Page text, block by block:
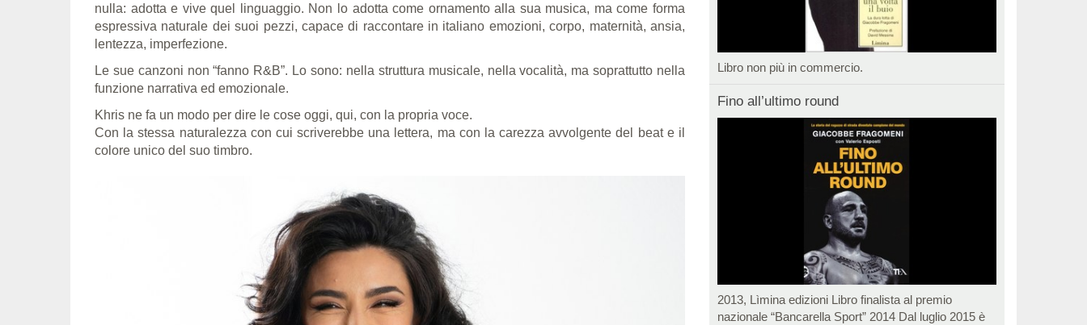
nulla: adotta e vive quel linguaggio. Non lo adotta come ornamento alla sua musica, ma come forma
espressiva naturale dei suoi pezzi, capace di raccontare in italiano emozioni, corpo, maternità, ansia,
lentezza, imperfezione.
Le sue canzoni non “fanno R&B”. Lo sono: nella struttura musicale, nella vocalità, ma soprattutto nella
funzione narrativa ed emozionale.
Khris ne fa un modo per dire le cose oggi, qui, con la propria voce.
Con la stessa naturalezza con cui scriverebbe una lettera, ma con la carezza avvolgente del beat e il
colore unico del suo timbro.
Libro non più in commercio.
Fino all’ultimo round
2013, Lìmina edizioni Libro finalista al premio
nazionale “Bancarella Sport” 2014 Dal luglio 2015 è